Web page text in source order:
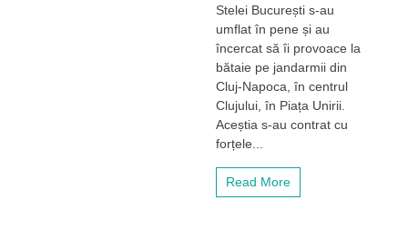
s-
au
„umflat
pene”
în
fața
jandarmilor
Stelei București s-au
umflat în pene și au
încercat să îi provoace la
bătaie pe jandarmii din
Cluj-Napoca, în centrul
Clujului, în Piața Unirii.
Aceștia s-au contrat cu
forțele...
Read More